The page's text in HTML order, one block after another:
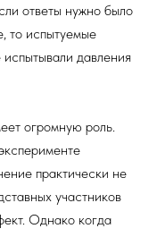
ответы нужно было
то испытуемые
давления
огромную роль.
практически не
участников
Однако когда